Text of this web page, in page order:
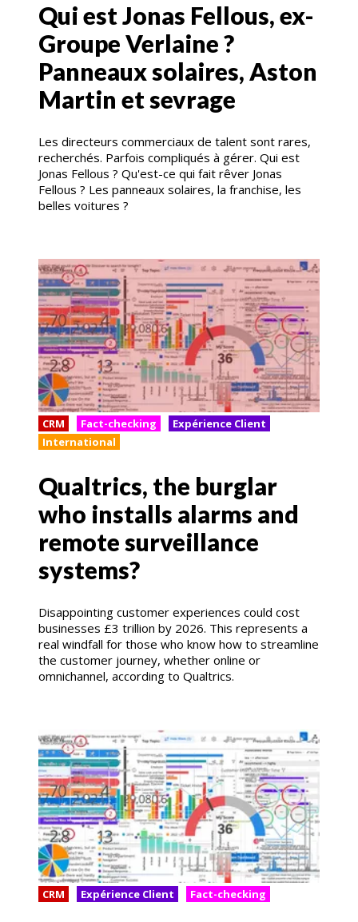
Qui est Jonas Fellous, ex-
Groupe Verlaine ?
Panneaux solaires, Aston
Martin et sevrage
Les directeurs commerciaux de talent sont rares,
recherchés. Parfois compliqués à gérer. Qui est
Jonas Fellous ? Qu'est-ce qui fait rêver Jonas
Fellous ? Les panneaux solaires, la franchise, les
belles voitures ?
CRM Fact-checking
Expérience Client
International
Qualtrics, the burglar
who installs alarms and
remote surveillance
systems?
Disappointing customer experiences could cost
businesses £3 trillion by 2026. This represents a
real windfall for those who know how to streamline
the customer journey, whether online or
omnichannel, according to Qualtrics.
CRM Expérience Client Fact-checking